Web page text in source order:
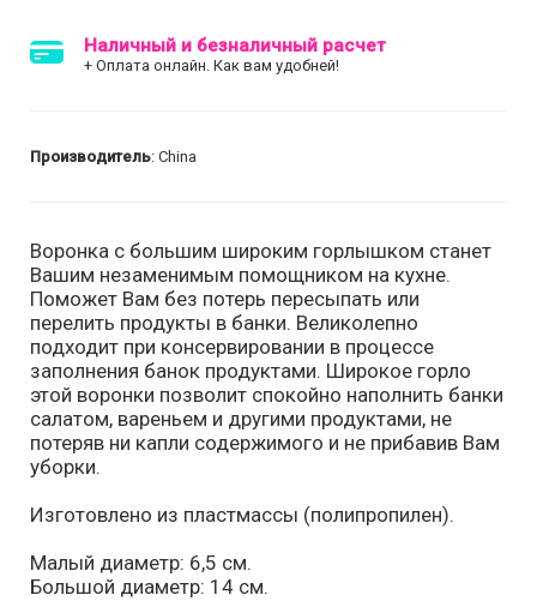
Наличный и безналичный расчет
+ Оплата онлайн. Как вам удобней!
Производитель: China
Воронка с большим широким горлышком станет
Вашим незаменимым помощником на кухне.
Поможет Вам без потерь пересыпать или
перелить продукты в банки. Великолепно
подходит при консервировании в процессе
заполнения банок продуктами. Широкое горло
этой воронки позволит спокойно наполнить банки
салатом, вареньем и другими продуктами, не
потеряв ни капли содержимого и не прибавив Вам
уборки.
Изготовлено из пластмассы (полипропилен).
Малый диаметр: 6,5 см.
Большой диаметр: 14 см.